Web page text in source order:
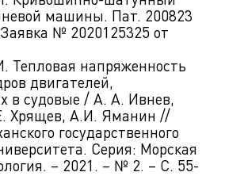
машины. Пат. 200823
№ 2020125325 от
Тепловая напряженность
двигателей,
в судовые / А. А. Ивнев,
Хрящев, А.И. Яманин //
государственного
Серия: Морская
– 2021. – № 2. – С. 55-